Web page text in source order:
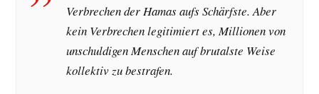
Verbrechen der Hamas aufs Schärfste. Aber
kein Verbrechen legitimiert es, Millionen von
unschuldigen Menschen auf brutalste Weise
kollektiv zu bestrafen.